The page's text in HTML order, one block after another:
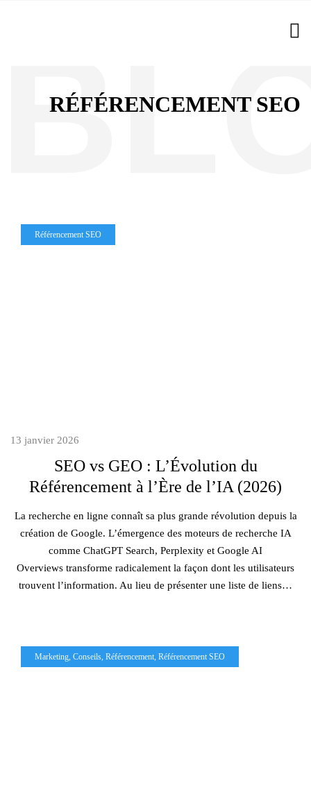
RÉFÉRENCEMENT SEO
Référencement SEO
13 janvier 2026
SEO vs GEO : L’Évolution du
Référencement à l’Ère de l’IA (2026)
La recherche en ligne connaît sa plus grande révolution depuis la
création de Google. L’émergence des moteurs de recherche IA
comme ChatGPT Search, Perplexity et Google AI
Overviews transforme radicalement la façon dont les utilisateurs
trouvent l’information. Au lieu de présenter une liste de liens…
Marketing Conseils Référencement Référencement SEO